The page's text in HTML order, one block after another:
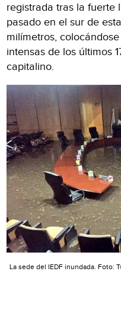
registrada tras la fuerte
pasado en el sur de
milímetros,
intensas de los últimos
capitalino.
La sede del IEDF inundada. Foto: